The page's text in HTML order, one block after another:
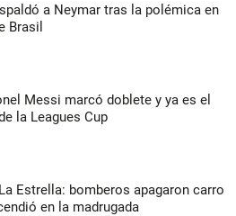
a Neymar tras la polémica en
Brasil
Messi marcó doblete y ya es el
la Leagues Cup
Estrella: bomberos apagaron carro
en la madrugada